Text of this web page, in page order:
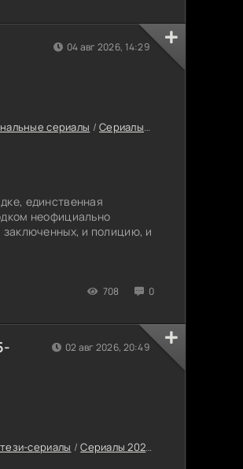
сериалы /Сериалы-триллеры
единственная
неофициально
заключенных, и полицию, и
708 0
04 авг 2026, 14:29
сериалы /Сериалы 2025
02 авг 2026, 20:49